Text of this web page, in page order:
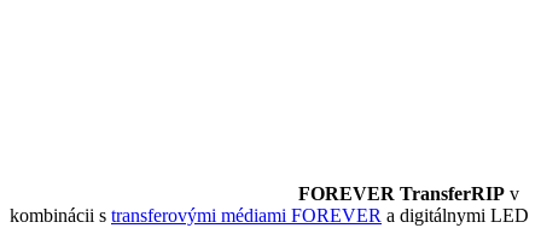
FOREVER TransferRIP v
kombinácii s transferovými médiami FOREVER a digitálnymi LED